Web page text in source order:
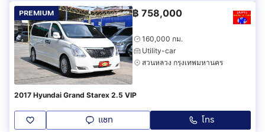
PREMIUM ฿ 758,000
160,000 กม.
Utility-car
สวนหลวง กรุงเทพมหานคร
2017 Hyundai Grand Starex 2.5 VIP
แชท โทร